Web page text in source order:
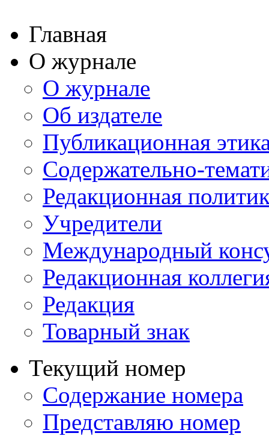
Главная
О журнале
О журнале
Об издателе
Публикационная
Содержательно-
Редакционная
Учредители
Международный
Редакционная
Редакция
Товарный знак
Текущий номер
Содержание номера
Представляю номер